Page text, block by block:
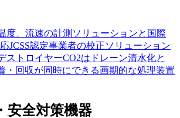
度、流速の計測ソリューションと国際
JCSS認定事業者の校正ソリューション
ストロイヤーCO2はドレーン清水化と
・回収が同時にできる画期的な処理装置
安全対策機器